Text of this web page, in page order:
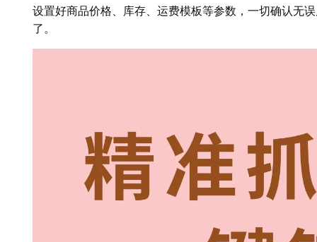
设置好商品价格、库存、运费模板等参数，一切确认无
了。